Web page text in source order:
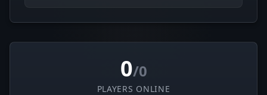
0/0
PLAYERS ONLINE